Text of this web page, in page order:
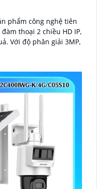
phẩm công nghệ tiên
thoại 2 chiều HD IP,